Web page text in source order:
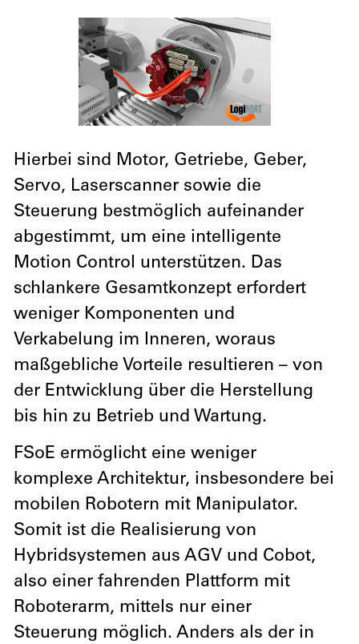
Hierbei sind Motor, Getriebe, Geber,
Servo, Laserscanner sowie die
Steuerung bestmöglich aufeinander
abgestimmt, um eine intelligente
Motion Control unterstützen. Das
schlankere Gesamtkonzept erfordert
weniger Komponenten und
Verkabelung im Inneren, woraus
maßgebliche Vorteile resultieren – von
der Entwicklung über die Herstellung
bis hin zu Betrieb und Wartung.
FSoE ermöglicht eine weniger
komplexe Architektur, insbesondere bei
mobilen Robotern mit Manipulator.
Somit ist die Realisierung von
Hybridsystemen aus AGV und Cobot,
also einer fahrenden Plattform mit
Roboterarm, mittels nur einer
Steuerung möglich. Anders als der in